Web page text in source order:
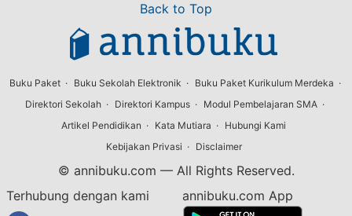
Back to Top
Buku Paket Buku Sekolah Elektronik
Buku Paket Kurikulum Merdeka
Direktori Sekolah
Direktori Kampus
Modul Pembelajaran SMA
Artikel Pendidikan
Kata Mutiara
Hubungi Kami
Kebijakan Privasi
Disclaimer
© annibuku.com — All Rights Reserved.
Terhubung dengan kami
annibuku.com App